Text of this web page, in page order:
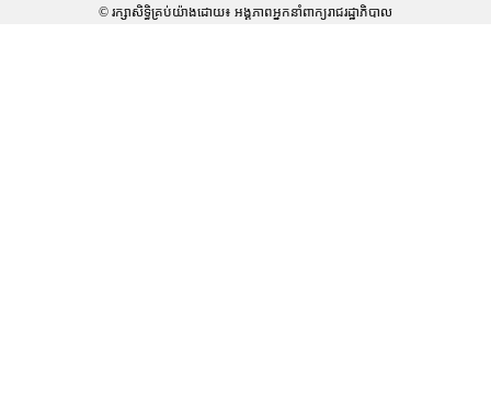
© រក្សាសិទ្ធិគ្រប់យ៉ាងដោយ៖ អង្គភាពអ្នកនាំពាក្យរាជរដ្ឋាភិបាល